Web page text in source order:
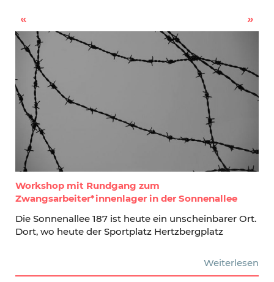
Workshop mit Rundgang zum
Zwangsarbeiter*innenlager in der Sonnenallee
Die Sonnenallee 187 ist heute ein unscheinbarer Ort.
Dort, wo heute der Sportplatz Hertzbergplatz
Weiterlesen